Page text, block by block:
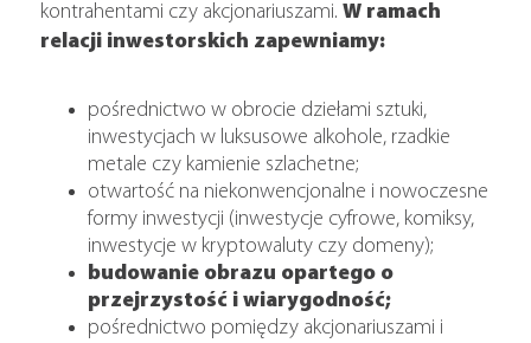
kontrahentami czy akcjonariuszami. W ramach
relacji inwestorskich zapewniamy:
pośrednictwo w obrocie dziełami sztuki,
inwestycjach w luksusowe alkohole, rzadkie
metale czy kamienie szlachetne;
otwartość na niekonwencjonalne i nowoczesne
formy inwestycji (inwestycje cyfrowe, komiksy,
inwestycje w kryptowaluty czy domeny);
budowanie obrazu opartego o
przejrzystość i wiarygodność;
pośrednictwo pomiędzy akcjonariuszami i